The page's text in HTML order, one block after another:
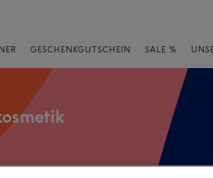
GESCHENKGUTSCHEIN SALE %